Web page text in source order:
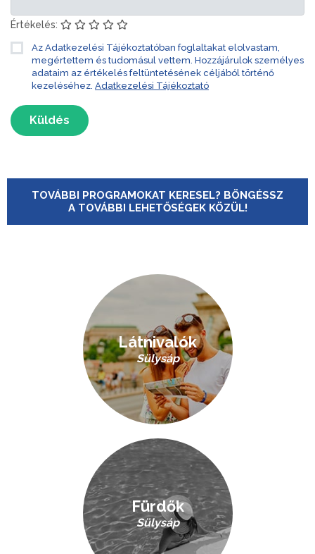
Értékelés:
Az Adatkezelési Tájékoztatóban foglaltakat elolvastam,
megértettem és tudomásul vettem. Hozzájárulok személyes
adataim az értékelés feltüntetésének céljából történő
kezeléséhez. Adatkezelési Tájékoztató
Küldés
TOVÁBBI PROGRAMOKAT KERESEL? BÖNGÉSSZ
A TOVÁBBI LEHETŐSÉGEK KÖZÜL!
Látnivalók
Sülysáp
Fürdők
Sülysáp